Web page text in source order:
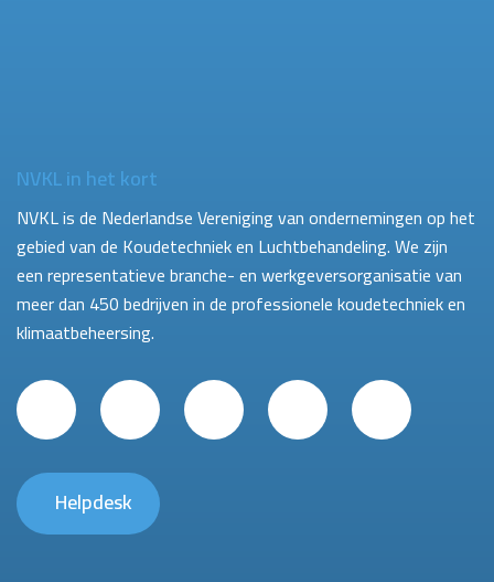
NVKL in het kort
NVKL is de Nederlandse Vereniging van ondernemingen op het
gebied van de Koudetechniek en Luchtbehandeling. We zijn
een representatieve branche- en werkgeversorganisatie van
meer dan 450 bedrijven in de professionele koudetechniek en
klimaatbeheersing.
Helpdesk